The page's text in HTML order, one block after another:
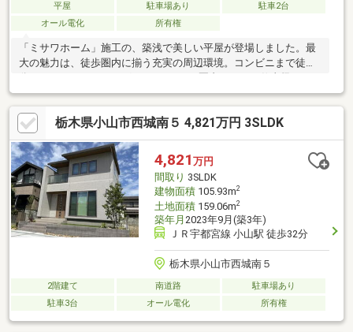
平屋 駐車場あり
駐車2台
オール電化
所有権
「ミサワホーム」施工の、築浅で美しい平屋が登場しました。最
大の魅力は、徒歩圏内に揃う充実の周辺環境。コンビニまで徒歩5
買い物もスムーズです。また、玄関を出てすぐ（約20ｍ）には公
園があり、小さなお子様の外遊びも安心。デザイン性と機能性を
兼ね備えたミサワホームならではの邸宅で、ゆとりある新生活を
はじめませんか？
栃木県小山市西城南５ 4,821万円 3SLDK
4,821 万円
間取り 3SLDK
建物面積105.93m2
土地面積159.06m2
築年月 2023年9月(築3年)
ＪＲ宇都宮線 小山駅 徒歩32分
栃木県小山市西城南５
2階建て 南道路
駐車場あり
駐車3台
オール電化 所有権